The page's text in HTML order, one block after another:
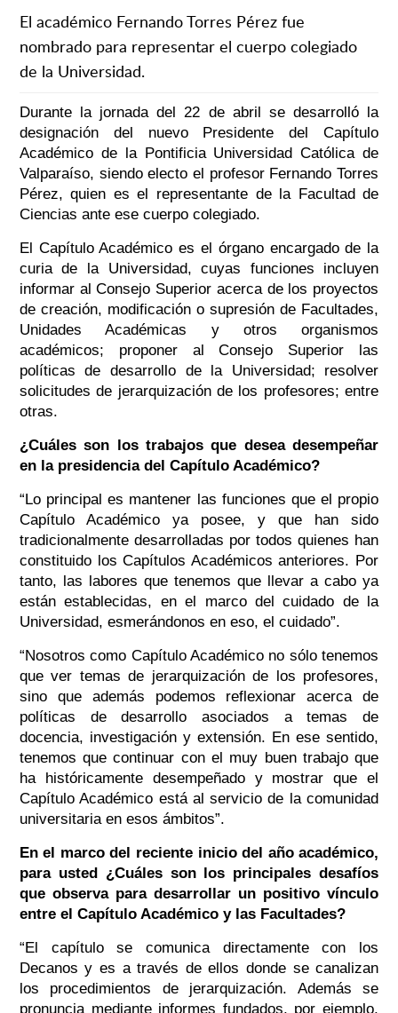
El académico Fernando Torres Pérez fue
nombrado para representar el cuerpo colegiado
de la Universidad.
Durante la jornada del 22 de abril se desarrolló la
designación del nuevo Presidente del Capítulo
Académico de la Pontificia Universidad Católica de
Valparaíso, siendo electo el profesor Fernando Torres
Pérez, quien es el representante de la Facultad de
Ciencias ante ese cuerpo colegiado.
El Capítulo Académico es el órgano encargado de la
curia de la Universidad, cuyas funciones incluyen
informar al Consejo Superior acerca de los proyectos
de creación, modificación o supresión de Facultades,
Unidades Académicas y otros organismos
académicos; proponer al Consejo Superior las
políticas de desarrollo de la Universidad; resolver
solicitudes de jerarquización de los profesores; entre
otras.
¿Cuáles son los trabajos que desea desempeñar
en la presidencia del Capítulo Académico?
“Lo principal es mantener las funciones que el propio
Capítulo Académico ya posee, y que han sido
tradicionalmente desarrolladas por todos quienes han
constituido los Capítulos Académicos anteriores. Por
tanto, las labores que tenemos que llevar a cabo ya
están establecidas, en el marco del cuidado de la
Universidad, esmerándonos en eso, el cuidado”.
“Nosotros como Capítulo Académico no sólo tenemos
que ver temas de jerarquización de los profesores,
sino que además podemos reflexionar acerca de
políticas de desarrollo asociados a temas de
docencia, investigación y extensión. En ese sentido,
tenemos que continuar con el muy buen trabajo que
ha históricamente desempeñado y mostrar que el
Capítulo Académico está al servicio de la comunidad
universitaria en esos ámbitos”.
En el marco del reciente inicio del año académico,
para usted ¿Cuáles son los principales desafíos
que observa para desarrollar un positivo vínculo
entre el Capítulo Académico y las Facultades?
“El capítulo se comunica directamente con los
Decanos y es a través de ellos donde se canalizan
los procedimientos de jerarquización. Además se
pronuncia mediante informes fundados, por ejemplo,